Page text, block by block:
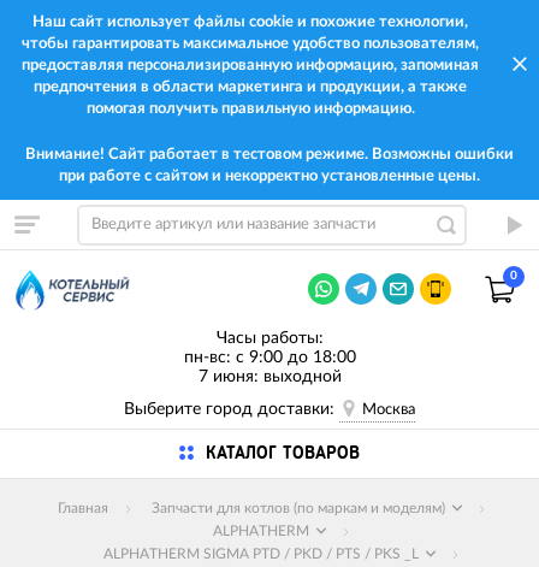
Наш сайт использует файлы cookie и похожие технологии,
чтобы гарантировать максимальное удобство пользователям,
предоставляя персонализированную информацию, запоминая
предпочтения в области маркетинга и продукции, а также
помогая получить правильную информацию.
Внимание! Сайт работает в тестовом режиме. Возможны ошибки
при работе с сайтом и некорректно установленные цены.
0
Часы работы:
пн-вс: с 9:00 до 18:00
7 июня: выходной
Выберите город доставки:
Москва
КАТАЛОГ ТОВАРОВ
Главная
Запчасти для котлов (по маркам и моделям)
ALPHATHERM
ALPHATHERM SIGMA PTD / PKD / PTS / PKS _L